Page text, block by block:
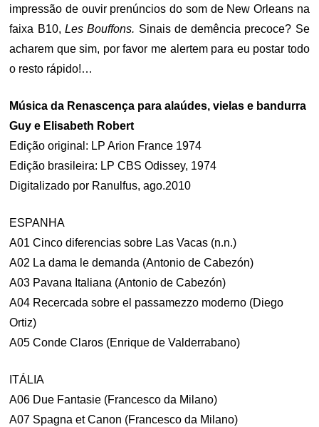
impressão de ouvir prenúncios do som de New Orleans na
faixa B10, Les Bouffons. Sinais de demência precoce? Se
acharem que sim, por favor me alertem para eu postar todo
o resto rápido!…
Música da Renascença para alaúdes, vielas e bandurra
Guy e Elisabeth Robert
Edição original: LP Arion France 1974
Edição brasileira: LP CBS Odissey, 1974
Digitalizado por Ranulfus, ago.2010
ESPANHA
A01 Cinco diferencias sobre Las Vacas (n.n.)
A02 La dama le demanda (Antonio de Cabezón)
A03 Pavana Italiana (Antonio de Cabezón)
A04 Recercada sobre el passamezzo moderno (Diego
Ortiz)
A05 Conde Claros (Enrique de Valderrabano)
ITÁLIA
A06 Due Fantasie (Francesco da Milano)
A07 Spagna et Canon (Francesco da Milano)